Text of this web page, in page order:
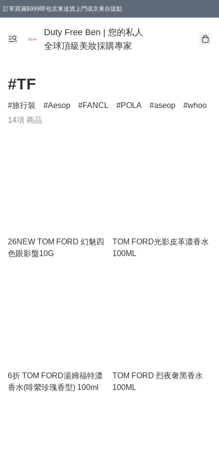
訂單買滿$999即包京東送貨上門或京東自提點
Duty Free Ben | 您的私人
全球頂級美妝採購專家
#TF
旅行裝 Aesop FANCL POLA aseop
whoo
14項 商品
26NEW TOM FORD 幻魅四
色眼影盤10G
TOM FORD光影皮革濃香水
100ML
6折 TOM FORD湯姆福特濃
香水(啡縈珍瑰香型) 100ml
TOM FORD 烈夜奢黑香水
100ML